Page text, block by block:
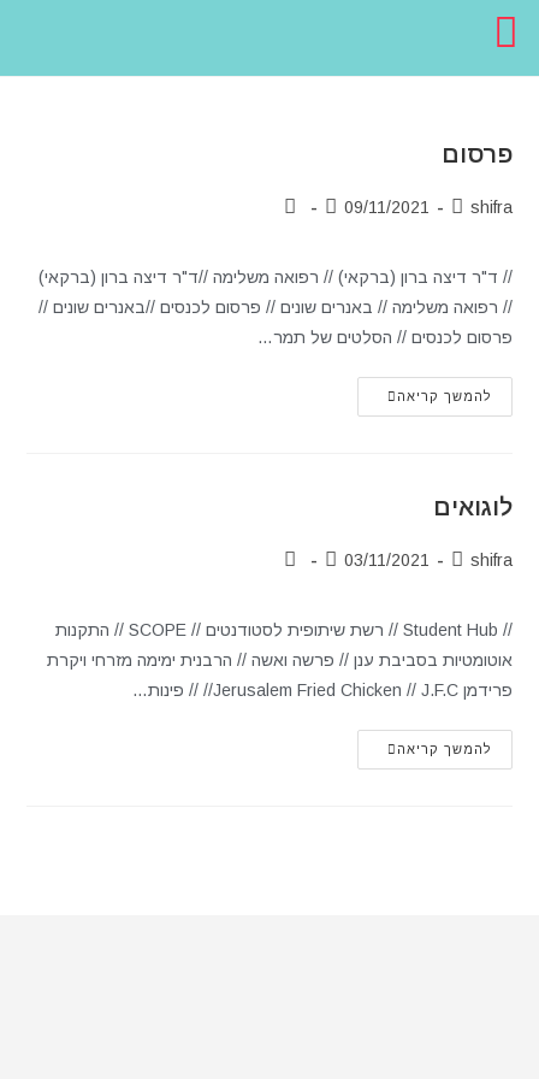
פרסום
shifra
09/11/2021
// ד"ר דיצה ברון (ברקאי) // רפואה משלימה //ד"ר דיצה ברון (ברקאי)
// רפואה משלימה // באנרים שונים // פרסום לכנסים //באנרים שונים //
פרסום לכנסים // הסלטים של תמר…
להמשך קריאה
לוגואים
shifra
03/11/2021
// Student Hub // רשת שיתופית לסטודנטים // SCOPE // התקנות
אוטומטיות בסביבת ענן // פרשה ואשה // הרבנית ימימה מזרחי ויקרת
פרידמן Jerusalem Fried Chicken // J.F.C// // פינות…
להמשך קריאה